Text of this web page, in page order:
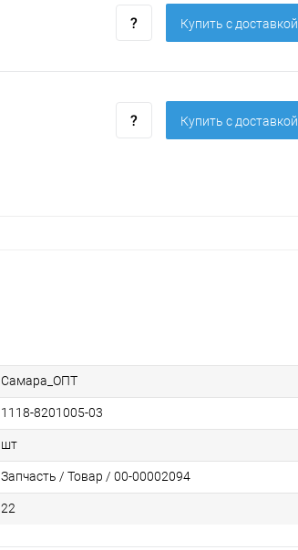
Купить c доставкой
Купить c доставкой
Самара_ОПТ
1118-8201005-03
шт
Запчасть / Товар / 00-00002094
22